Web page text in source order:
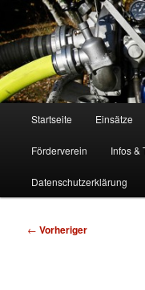
Zum
primären
Inhalt
springenFF Köln, LG
Freiwillige Feuerwehr
Startseite Einsätze
Förderverein Infos &
Datenschutzerklärung
Beitragsnavigation
← Vorheriger